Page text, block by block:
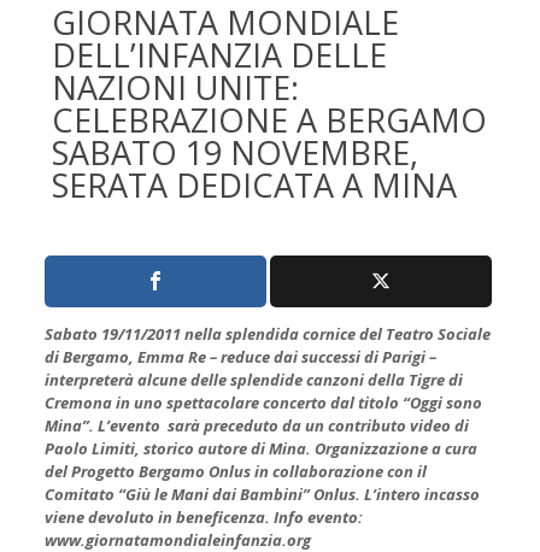
GIORNATA MONDIALE
DELL’INFANZIA DELLE
NAZIONI UNITE:
CELEBRAZIONE A BERGAMO
SABATO 19 NOVEMBRE,
SERATA DEDICATA A MINA
Sabato 19/11/2011 nella splendida cornice del Teatro Sociale
di Bergamo, Emma Re – reduce dai successi di Parigi –
interpreterà alcune delle splendide canzoni della Tigre di
Cremona in uno spettacolare concerto dal titolo “Oggi sono
Mina”. L’evento sarà preceduto da un contributo video di
Paolo Limiti, storico autore di Mina. Organizzazione a cura
del Progetto Bergamo Onlus in collaborazione con il
Comitato “Giù le Mani dai Bambini” Onlus. L’intero incasso
viene devoluto in beneficenza. Info evento:
www.giornatamondialeinfanzia.org